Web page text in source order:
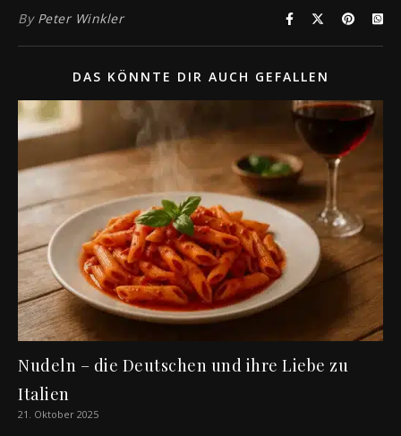
By Peter Winkler
DAS KÖNNTE DIR AUCH GEFALLEN
Nudeln – die Deutschen und ihre Liebe zu
Italien
21. Oktober 2025